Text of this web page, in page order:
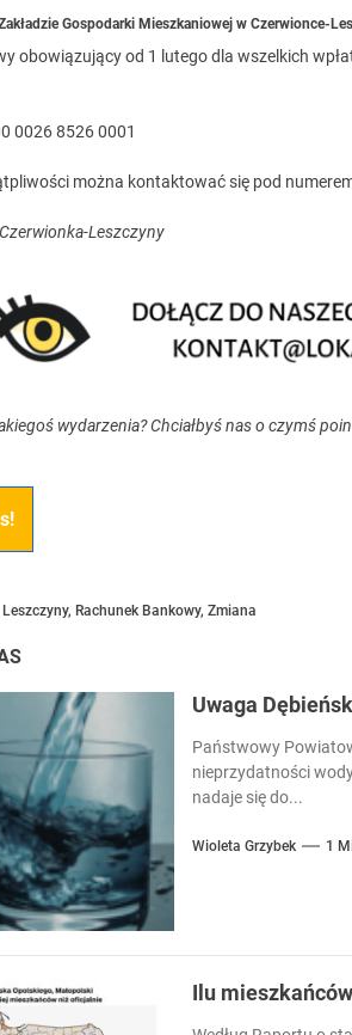
Gospodarki Mieszkaniowej w Czerwionce-
obowiązujący od 1 lutego dla wszelkich
0026 8526 0001
można kontaktować się pod
Leszczyny
wydarzenia? Chciałbyś nas o czymś
, Rachunek Bankowy, Zmiana
Uwaga
Państwowy
nieprzydatności
nadaje się do...
Wioleta Grzybek 1
Ilu